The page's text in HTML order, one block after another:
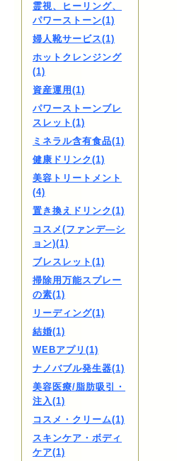
霊視、ヒーリング、
パワーストーン(1)
婦人靴サービス(1)
ホットクレンジング
(1)
資産運用(1)
パワーストーンブレ
スレット(1)
ミネラル含有食品(1)
健康ドリンク(1)
美容トリートメント
(4)
置き換えドリンク(1)
コスメ(ファンデ―シ
ョン)(1)
ブレスレット(1)
掃除用万能スプレー
の素(1)
リーディング(1)
結婚(1)
WEBアプリ(1)
ナノバブル発生器(1)
美容医療/脂肪吸引・
注入(1)
コスメ・クリーム(1)
スキンケア・ボディ
ケア(1)